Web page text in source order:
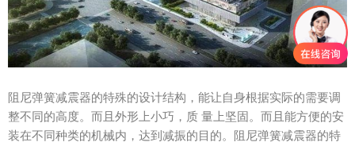
阻尼弹簧减震器的特殊的设计结构，能让自身根据实际的需要调
整不同的高度。而且外形上小巧，质 量上坚固。而且能方便的安
装在不同种类的机械内，达到减振的目的。阻尼弹簧减震器的特